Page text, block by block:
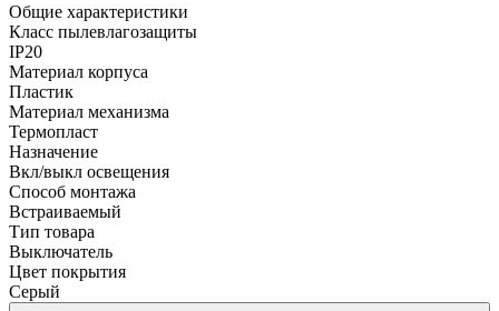
Общие характеристики
Класс пылевлагозащиты
IP20
Материал корпуса
Пластик
Материал механизма
Термопласт
Назначение
Вкл/выкл освещения
Способ монтажа
Встраиваемый
Тип товара
Выключатель
Цвет покрытия
Серый